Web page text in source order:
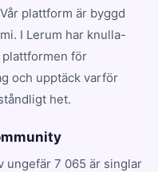
plattform är byggd
I Lerum har knulla-
för
och upptäck varför
het.
ungefär 7 065 är singlar